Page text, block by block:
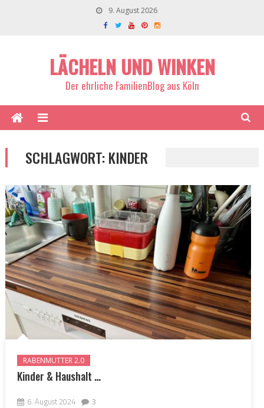
9. August 2026
LÄCHELN UND WINKEN
Der ehrliche FamilienBlog aus Köln
SCHLAGWORT:KINDER
RABENMUTTER 2.0
Kinder & Haushalt …
6. August 2024 3